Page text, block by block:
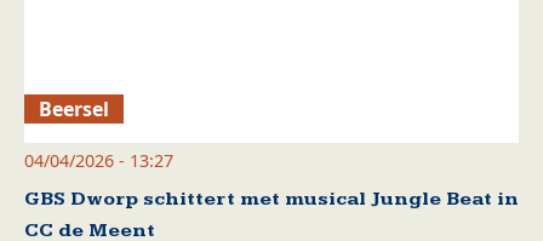
Beersel
04/04/2026 - 13:27
GBS Dworp schittert met musical Jungle Beat in
CC de Meent